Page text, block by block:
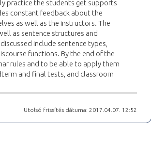
practice the students get supports
constant feedback about the
as well as the instructors. The
as sentence structures and
include sentence types,
functions. By the end of the
rules and to be able to apply them
and final tests, and classroom
Utolsó frissítés dátuma: 2017.04.07. 12:52